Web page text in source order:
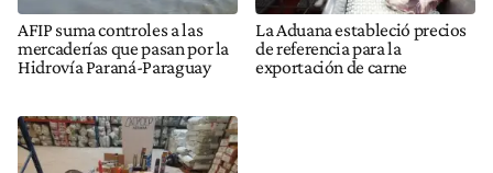
AFIP suma controles a las
mercaderías que pasan por la
Hidrovía Paraná-Paraguay
La Aduana estableció precios
de referencia para la
exportación de carne